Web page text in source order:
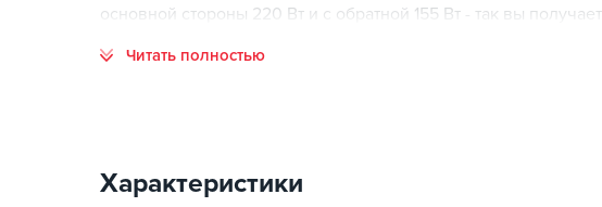
основной стороны 220 Вт и с обратной 155 Вт - так вы
еще быстрее.
разработана с учетом компактности и она легче аналогов.
Читать полностью
Характеристики